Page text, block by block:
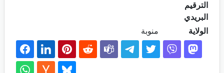
الترقيم
البريدي
الولاية
منوبة